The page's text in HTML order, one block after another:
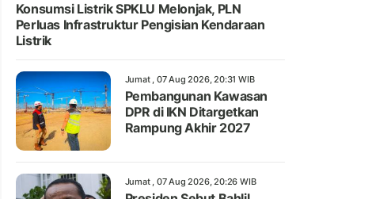
Konsumsi Listrik SPKLU Melonjak, PLN
Perluas Infrastruktur Pengisian Kendaraan
Listrik
Jumat , 07 Aug 2026, 20:31 WIB
Pembangunan Kawasan
DPR di IKN Ditargetkan
Rampung Akhir 2027
Jumat , 07 Aug 2026, 20:26 WIB